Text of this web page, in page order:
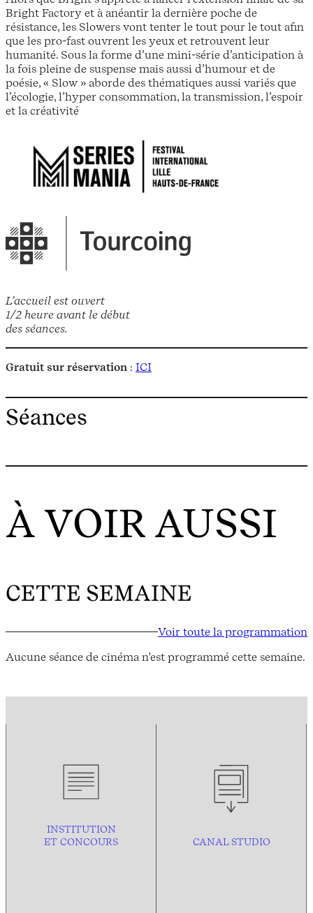
L’accueil est ouvert
1/2 heure avant le début
des séances.
Gratuit sur réservation : ICI
Bright Factory et à anéantir la dernière poche de
résistance, les Slowers vont tenter le tout pour le tout afin
que les pro-fast ouvrent les yeux et retrouvent leur
humanité. Sous la forme d’une mini-série d’anticipation à
la fois pleine de suspense mais aussi d’humour et de
poésie, « Slow » aborde des thématiques aussi variés que
l’écologie, l’hyper consommation, la transmission, l’espoir
et la créativité
Séances
À VOIR AUSSI
CETTE SEMAINE
Voir toute la programmation
Aucune séance de cinéma n'est programmé cette semaine.
INSTITUTION
ET CONCOURS
CANAL STUDIO